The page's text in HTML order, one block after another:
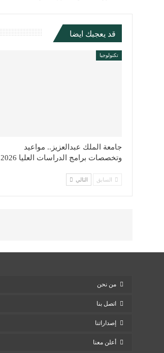
قد يعجبك ايضا
تكنولوجيا
جامعة الملك عبدالعزيز.. مواعيد
وتخصصات برامج الدراسات العليا 2026
السابق التالي
من نحن
اتصل بنا
إصداراتنا
أعلن معنا